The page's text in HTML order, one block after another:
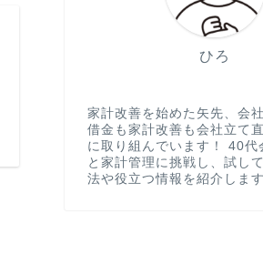
ひろ
家計改善を始めた矢先、会
借金も家計改善も会社立て
に取り組んでいます！ 40代
と家計管理に挑戦し、試し
法や役立つ情報を紹介します